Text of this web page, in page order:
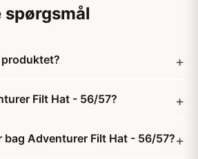
Filt Hat - 56/57?
Adventurer Filt Hat - 56/57?